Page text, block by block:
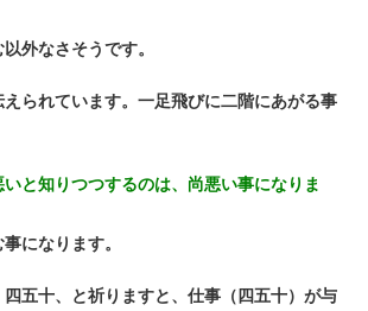
外なさそうです。
られています。一足飛びに二階にあがる事
と知りつつするのは、尚悪い事になりま
になります。
四五十、と祈りますと、仕事（四五十）が与